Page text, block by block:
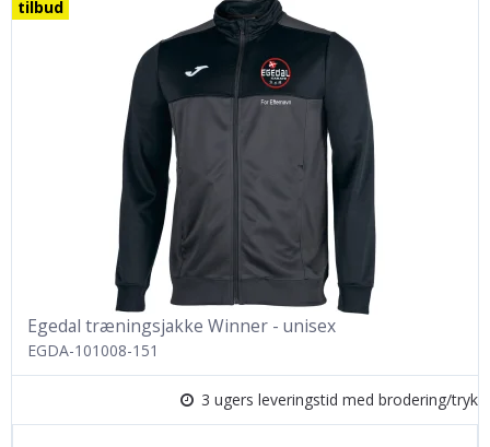
tilbud
Egedal træningsjakke Winner - unisex
EGDA-101008-151
3 ugers leveringstid med brodering/tryk